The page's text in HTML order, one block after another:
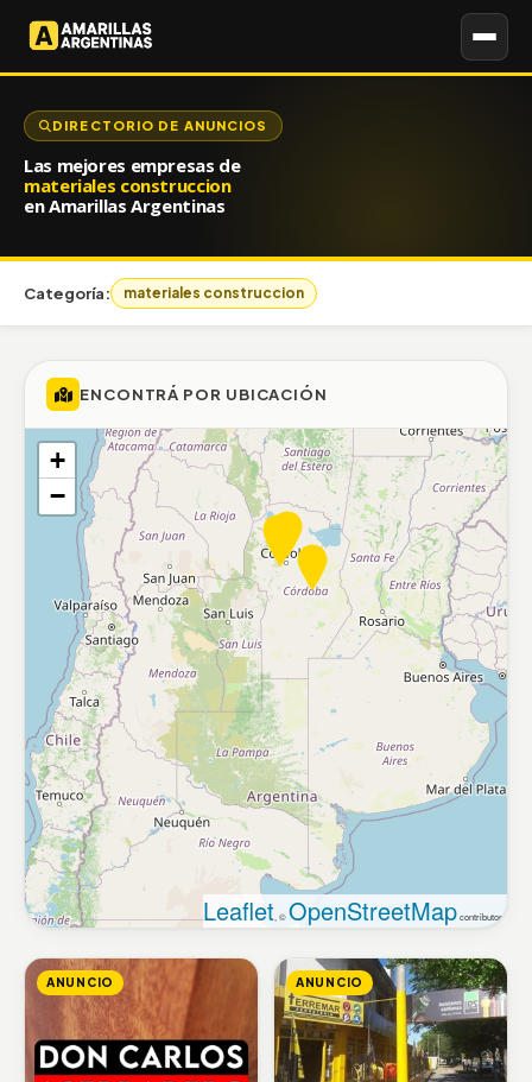
DIRECTORIO DE ANUNCIOS
Las mejores empresas de
materiales construccion
en Amarillas Argentinas
Categoría: materiales construccion
ENCONTRÁ POR UBICACIÓN
+
−
Leaflet , ©OpenStreetMapcontributors
ANUNCIO ANUNCIO